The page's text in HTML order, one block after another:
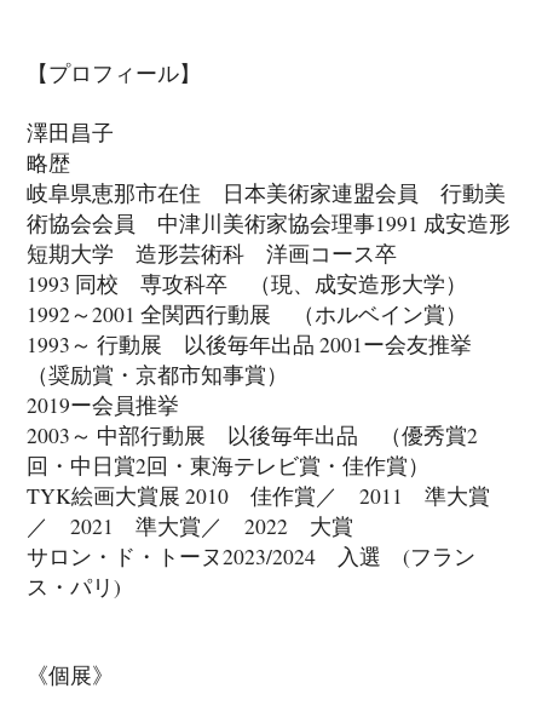
【プロフィール】
澤田昌子
略歴
岐阜県恵那市在住 日本美術家連盟会員 行動美
術協会会員 中津川美術家協会理事1991 成安造形
短期大学 造形芸術科 洋画コース卒
1993 同校 専攻科卒 （現、成安造形大学）
1992～2001 全関西行動展 （ホルベイン賞）
1993～ 行動展 以後毎年出品 2001ー会友推挙
（奨励賞・京都市知事賞）
2019ー会員推挙
2003～ 中部行動展 以後毎年出品 （優秀賞2
回・中日賞2回・東海テレビ賞・佳作賞）
TYK絵画大賞展 2010 佳作賞／ 2011 準大賞
／ 2021 準大賞／ 2022 大賞
サロン・ド・トーヌ2023/2024 入選 (フラン
ス・パリ)
《個展》